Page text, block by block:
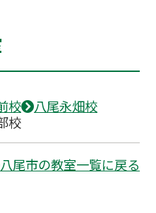
校
八尾永畑校
校
八尾市の教室一覧に戻る